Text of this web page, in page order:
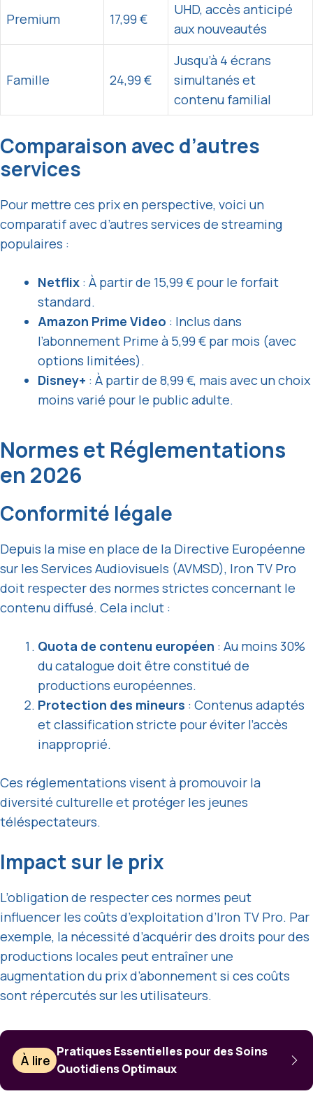
Premium 17,99 €
UHD, accès anticipé
aux nouveautés
Famille 24,99 €
Jusqu’à 4 écrans
simultanés et
contenu familial
Comparaison avec d’autres
services
Pour mettre ces prix en perspective, voici un
comparatif avec d’autres services de streaming
populaires :
Netflix : À partir de 15,99 € pour le forfait
standard.
Amazon Prime Video : Inclus dans
l’abonnement Prime à 5,99 € par mois (avec
options limitées).
Disney+ : À partir de 8,99 €, mais avec un choix
moins varié pour le public adulte.
Normes et Réglementations
en 2026
Conformité légale
Depuis la mise en place de la Directive Européenne
sur les Services Audiovisuels (AVMSD), Iron TV Pro
doit respecter des normes strictes concernant le
contenu diffusé. Cela inclut :
Quota de contenu européen : Au moins 30%
du catalogue doit être constitué de
productions européennes.
Protection des mineurs : Contenus adaptés
et classification stricte pour éviter l’accès
inapproprié.
Ces réglementations visent à promouvoir la
diversité culturelle et protéger les jeunes
téléspectateurs.
Impact sur le prix
L’obligation de respecter ces normes peut
influencer les coûts d’exploitation d’Iron TV Pro. Par
exemple, la nécessité d’acquérir des droits pour des
productions locales peut entraîner une
augmentation du prix d’abonnement si ces coûts
sont répercutés sur les utilisateurs.
À lire
Pratiques Essentielles pour des Soins
Quotidiens Optimaux